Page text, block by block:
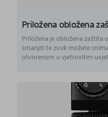
Priložena obložena
Priložena je obložena zaštita
smanjiti te zvuk možete
otvorenom u vjetrovitim